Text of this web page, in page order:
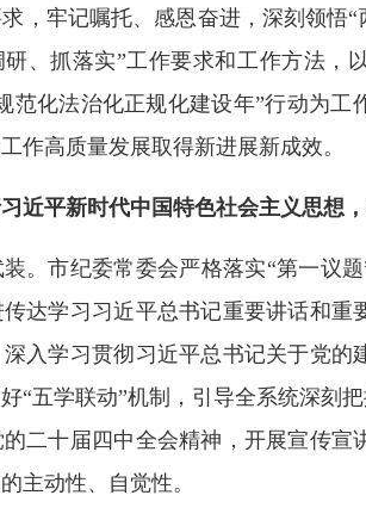
，牢记嘱托、感恩奋进，深刻领悟
、抓落实”工作要求和工作方法，
范化法治化正规化建设年”行动为
作高质量发展取得新进展新成效。
习近平新时代中国特色社会主义思想
。市纪委常委会严格落实“第一议
达学习习近平总书记重要讲话和重
入学习贯彻习近平总书记关于党
“五学联动”机制，引导全系统深刻
二十届四中全会精神，开展宣传宣
主动性、自觉性。